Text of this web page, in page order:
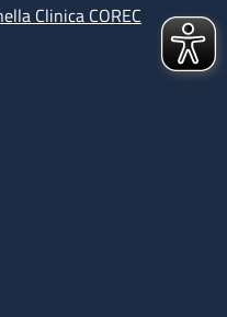
Clinica COREC